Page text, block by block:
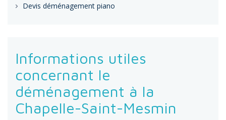
Devis déménagement piano
Informations utiles
concernant le
déménagement à la
Chapelle-Saint-Mesmin